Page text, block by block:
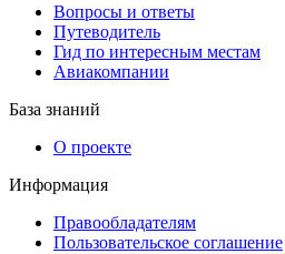
Вопросы и ответы
Путеводитель
Гид по интересным местам
Авиакомпании
База знаний
О проекте
Информация
Правообладателям
Пользовательское соглашение